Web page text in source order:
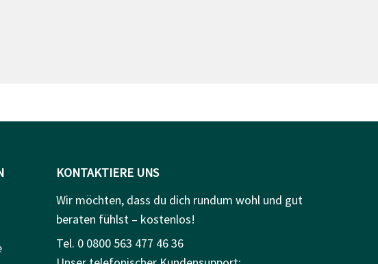
KONTAKTIERE UNS
Wir möchten, dass du dich rundum wohl und gut
beraten fühlst – kostenlos!
Tel. 0 0800 563 477 46 36